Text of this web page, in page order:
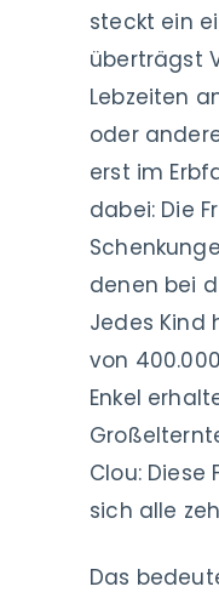
steckt ein
überträgst
Lebzeiten
oder
erst im
dabei: Die
denen bei
Jedes Kind
von
Enkel
Clou: Diese
sich alle
Das